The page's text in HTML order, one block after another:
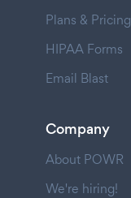
Plans & Pricing
HIPAA Forms
Email Blast
Company
About POWR
We're hiring!